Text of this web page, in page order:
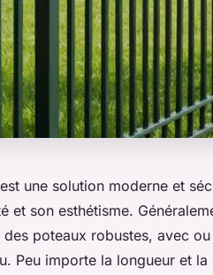
une solution moderne et
et son esthétisme.
poteaux robustes, avec
Peu importe la longueur et